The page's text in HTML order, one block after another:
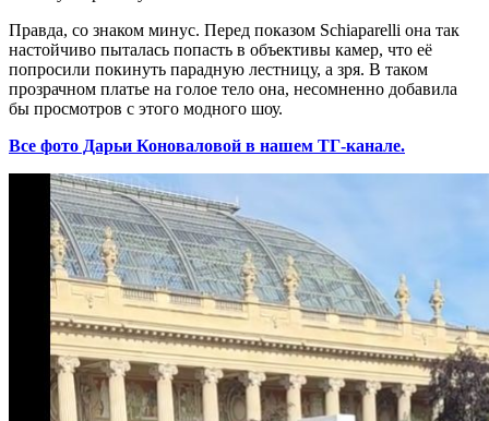
Правда, со знаком минус. Перед показом Schiaparelli она так
настойчиво пыталась попасть в объективы камер, что её
попросили покинуть парадную лестницу, а зря. В таком
прозрачном платье на голое тело она, несомненно добавила
бы просмотров с этого модного шоу.
Все фото Дарьи Коноваловой в нашем ТГ-канале.